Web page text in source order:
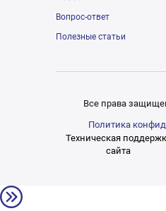
Вопрос-ответ
Полезные статьи
Все права
Политика
Техническая
сайта